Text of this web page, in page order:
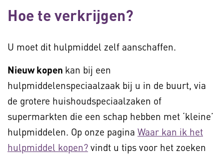
Hoe te verkrijgen?
U moet dit hulpmiddel zelf aanschaffen.
Nieuw kopen kan bij een
hulpmiddelenspeciaalzaak bij u in de buurt, via
de grotere huishoudspeciaalzaken of
supermarkten die een schap hebben met ‘kleine’
hulpmiddelen. Op onze pagina Waar kan ik het
hulpmiddel kopen? vindt u tips voor het zoeken